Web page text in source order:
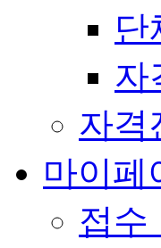
단
자
자격
마이페
접수